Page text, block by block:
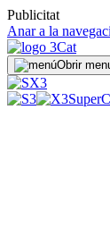
Publicitat
Anar a la
Obrir